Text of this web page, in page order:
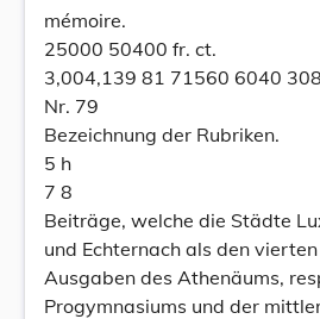
mémoire.
25000 50400 fr. ct.
3,004,139 81 71560 6040
Nr. 79
Bezeichnung der Rubriken.
5 h
7 8
Beiträge, welche die Städte
und Echternach als den
Ausgaben des Athenäums,
Progymnasiums und der